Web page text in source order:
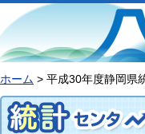
ホーム > 平成30年度静岡県